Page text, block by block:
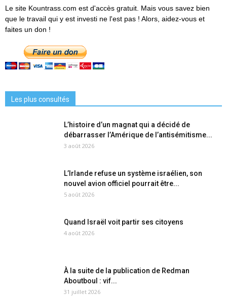
Le site Kountrass.com est d'accès gratuit. Mais vous savez bien
que le travail qui y est investi ne l'est pas ! Alors, aidez-vous et
faites un don !
Les plus consultés
L’histoire d’un magnat qui a décidé de
débarrasser l’Amérique de l’antisémitisme...
3 août 2026
L’Irlande refuse un système israélien, son
nouvel avion officiel pourrait être...
5 août 2026
Quand Israël voit partir ses citoyens
4 août 2026
À la suite de la publication de Redman
Aboutboul : vif...
31 juillet 2026